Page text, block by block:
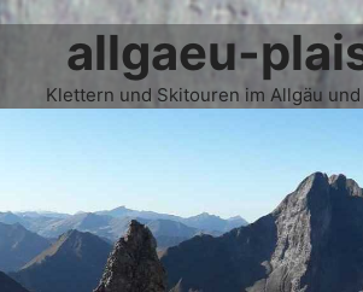
allgaeu-
Klettern und Skitouren im Allgäu